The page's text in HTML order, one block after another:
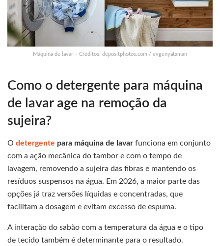
Máquina de lavar – Créditos: depositphotos.com / evgenyataman
Como o detergente para máquina
de lavar age na remoção da
sujeira?
O detergente para máquina de lavar funciona em conjunto
com a ação mecânica do tambor e com o tempo de
lavagem, removendo a sujeira das fibras e mantendo os
resíduos suspensos na água. Em 2026, a maior parte das
opções já traz versões líquidas e concentradas, que
facilitam a dosagem e evitam excesso de espuma.
A interação do sabão com a temperatura da água e o tipo
de tecido também é determinante para o resultado.